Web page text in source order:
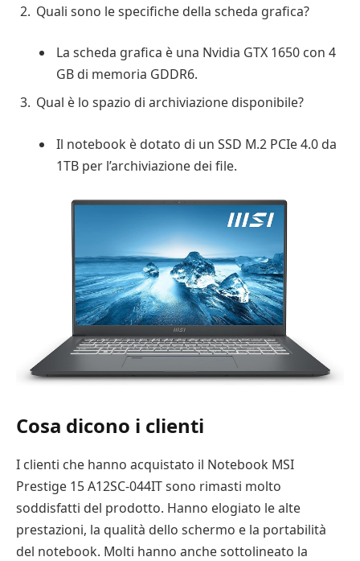
Quali sono le specifiche della scheda grafica?
La scheda grafica è una Nvidia GTX 1650 con 4
GB di memoria GDDR6.
Qual è lo spazio di archiviazione disponibile?
Il notebook è dotato di un SSD M.2 PCIe 4.0 da
1TB per l’archiviazione dei file.
Cosa dicono i clienti
I clienti che hanno acquistato il Notebook MSI
Prestige 15 A12SC-044IT sono rimasti molto
soddisfatti del prodotto. Hanno elogiato le alte
prestazioni, la qualità dello schermo e la portabilità
del notebook. Molti hanno anche sottolineato la